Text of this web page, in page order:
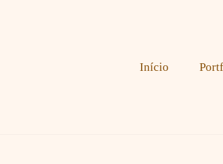
Início